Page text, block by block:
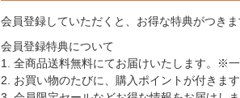
会員登録していただくと、お得な特典がつき
会員登録特典について
1. 全商品送料無料にてお届けいたします。※一
2. お買い物のたびに、購入ポイントが付きます